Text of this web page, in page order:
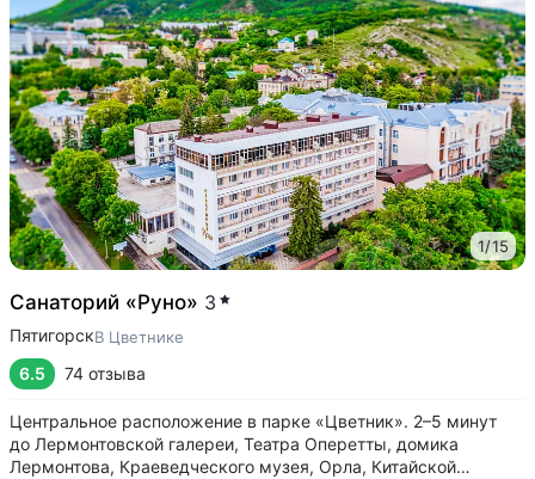
1/15
Санаторий «Руно» 3
ПятигорскВ Цветнике
6.5 74 отзыва
Центральное расположение в парке «Цветник». 2–5 минут
до Лермонтовской галереи, Театра Оперетты, домика
Лермонтова, Краеведческого музея, Орла, Китайской